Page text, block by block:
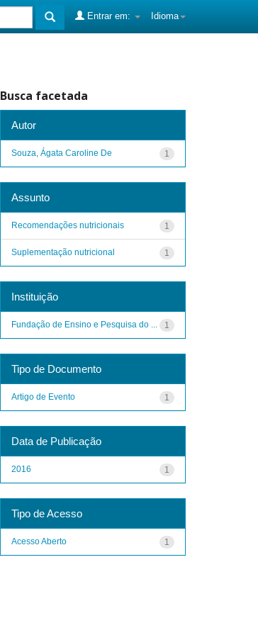
Idioma
Entrar em:
Busca facetada
Autor
1
Souza, Ágata Caroline De
Assunto
1
Recomendações nutricionais
1
Suplementação nutricional
Instituição
1
Fundação de Ensino e Pesquisa do ...
Tipo de Documento
1
Artigo de Evento
Data de Publicação
1
2016
Tipo de Acesso
1
Acesso Aberto